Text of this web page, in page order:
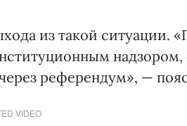
из такой ситуации.
надзором,
референдум», —
VIDEO